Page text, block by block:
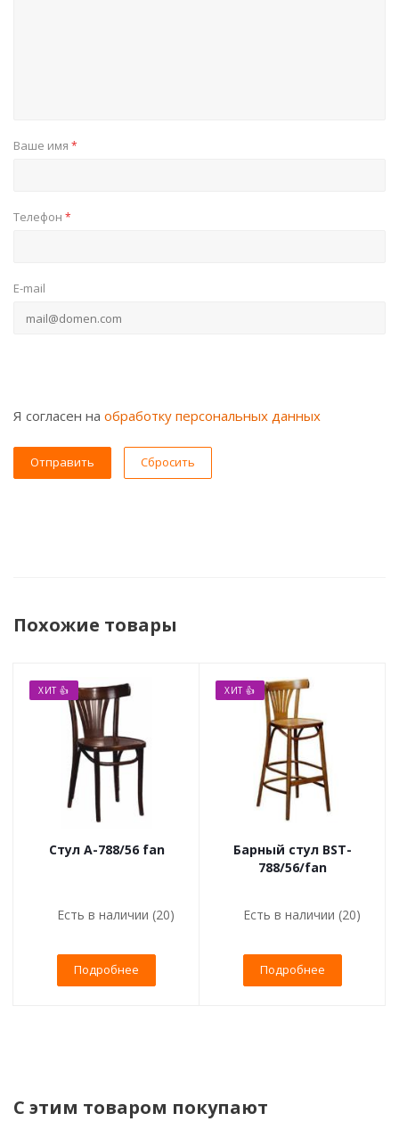
Ваше имя *
Телефон *
E-mail
Я согласен на обработку персональных данных
Сбросить
Похожие товары
ХИТ 👍
Стул А-788/56 fan
Есть в наличии (20)
Подробнее
ХИТ 👍
Барный стул BST-
788/56/fan
Есть в наличии (20)
Подробнее
С этим товаром покупают